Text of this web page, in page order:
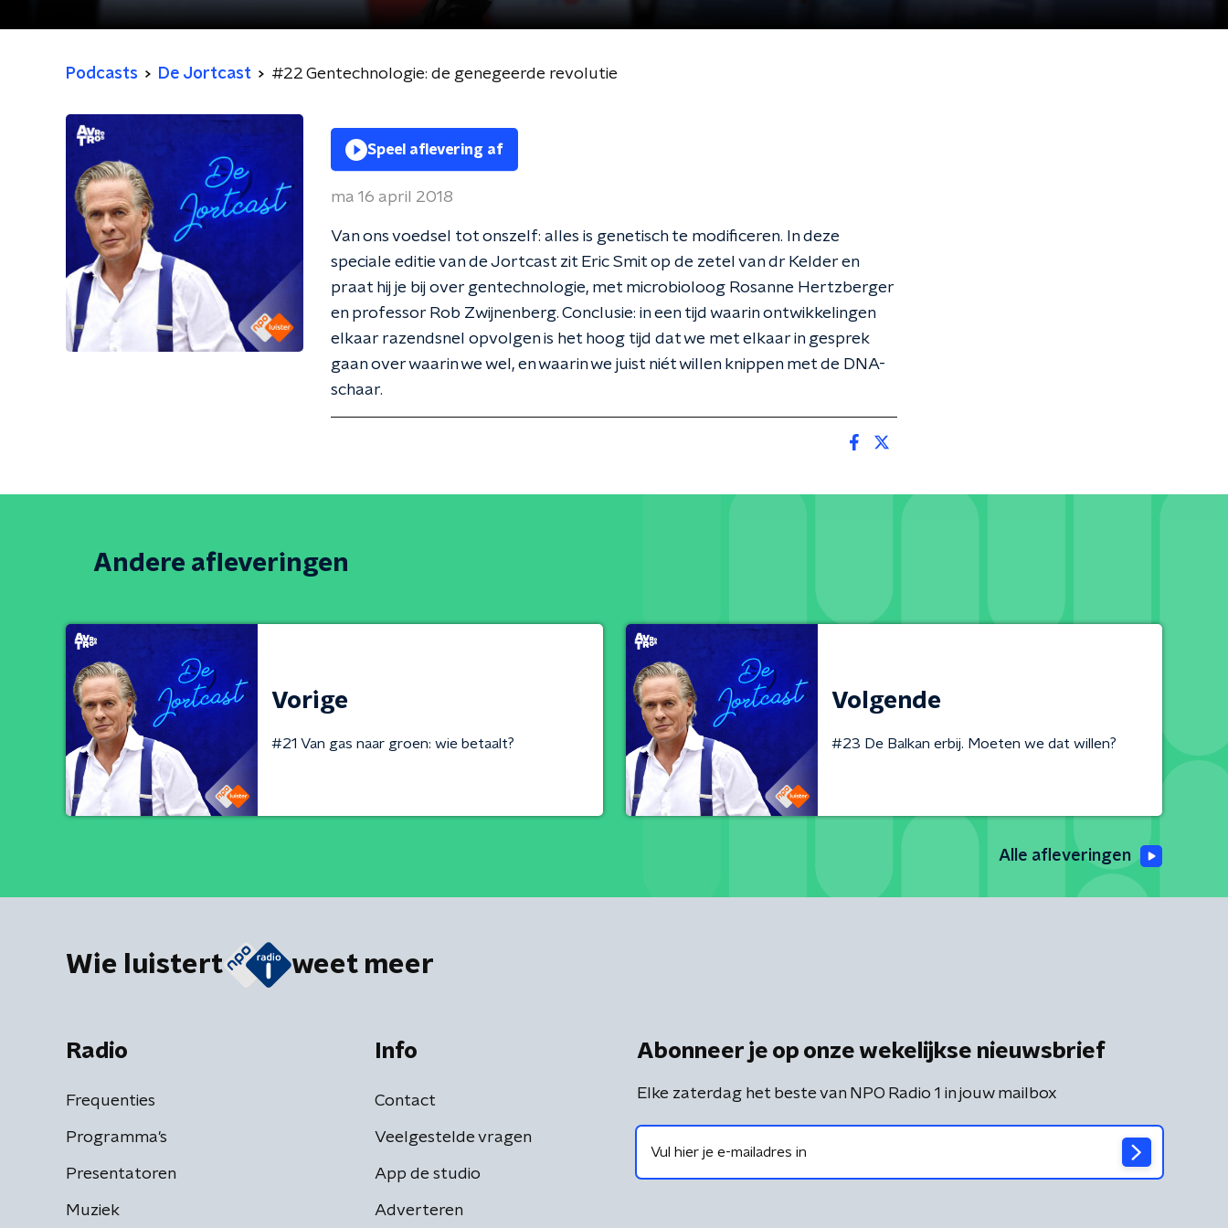
Podcasts De Jortcast #22 Gentechnologie: de genegeerde revolutie
Speel aflevering af
ma 16 april 2018
Van ons voedsel tot onszelf: alles is genetisch te modificeren. In deze
speciale editie van de Jortcast zit Eric Smit op de zetel van dr Kelder en
praat hij je bij over gentechnologie, met microbioloog Rosanne Hertzberger
en professor Rob Zwijnenberg. Conclusie: in een tijd waarin ontwikkelingen
elkaar razendsnel opvolgen is het hoog tijd dat we met elkaar in gesprek
gaan over waarin we wel, en waarin we juist niét willen knippen met de DNA-
schaar.
Andere afleveringen
Vorige
#21 Van gas naar groen: wie betaalt?
Volgende
#23 De Balkan erbij. Moeten we dat willen?
Alle afleveringen
Wie luistert weet meer
Radio
Frequenties
Programma's
Presentatoren
Muziek
Info
Contact
Veelgestelde vragen
App de studio
Adverteren
Abonneer je op onze wekelijkse nieuwsbrief
Elke zaterdag het beste van NPO Radio 1 in jouw mailbox